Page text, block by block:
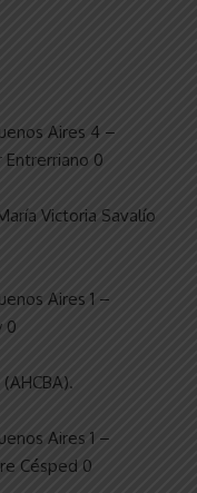
Aires 4 –
Entrerriano 0
Victoria Savalío
Aires 1 –
0
Aires 1 –
Césped 0